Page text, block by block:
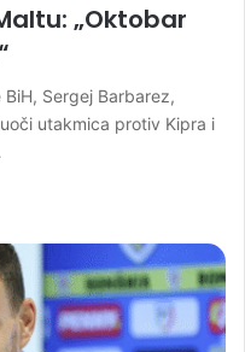
„Oktobar
Sergej Barbarez,
utakmica protiv Kipra i